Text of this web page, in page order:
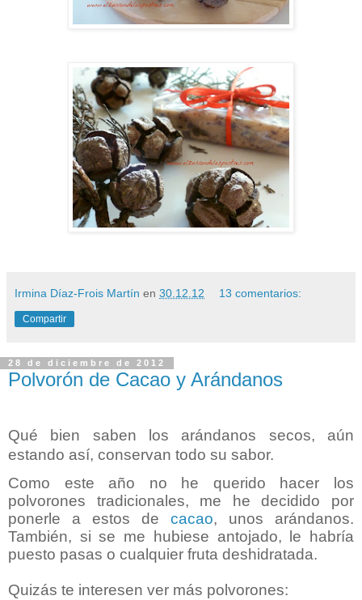
Irmina Díaz-Frois Martín en 30.12.12 13 comentarios:
Compartir
28 de diciembre de 2012
Polvorón de Cacao y Arándanos
Qué bien saben los arándanos secos, aún
estando así, conservan todo su sabor.
Como este año no he querido hacer los
polvorones tradicionales, me he decidido por
ponerle a estos de cacao, unos arándanos.
También, si se me hubiese antojado, le habría
puesto pasas o cualquier fruta deshidratada.
Quizás te interesen ver más polvorones: